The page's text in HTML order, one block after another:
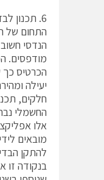
6. תכנון לבדיקתיות AOI X-RAY
התחום של
הנדסי
מודפסים.
הכרטיס
יעילה
חלקים,
החשמלי
אלו
מובאים
להתקן
בנקודה זו